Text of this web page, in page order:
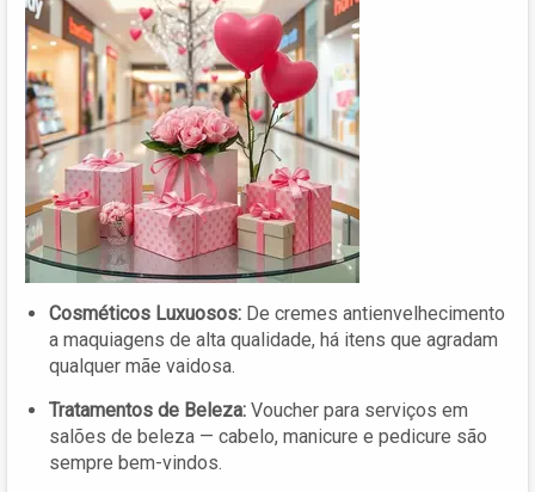
Cosméticos Luxuosos: De cremes antienvelhecimento
a maquiagens de alta qualidade, há itens que agradam
qualquer mãe vaidosa.
Tratamentos de Beleza: Voucher para serviços em
salões de beleza — cabelo, manicure e pedicure são
sempre bem-vindos.